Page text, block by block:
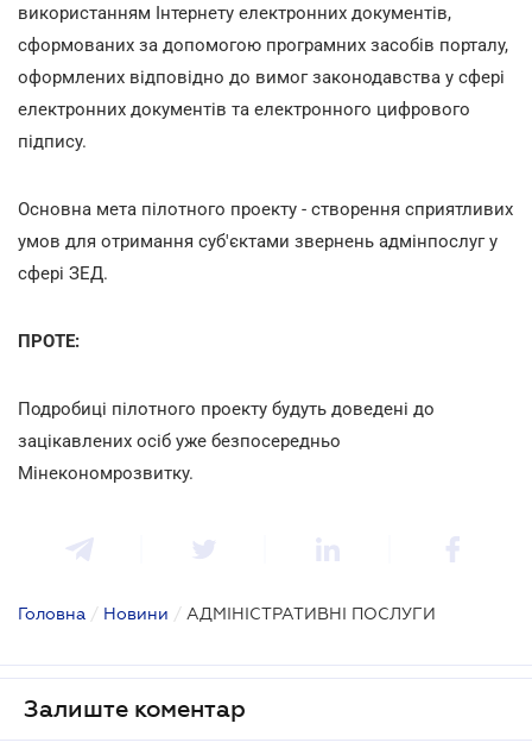
використанням Інтернету електронних документів,
сформованих за допомогою програмних засобів порталу,
оформлених відповідно до вимог законодавства у сфері
електронних документів та електронного цифрового
підпису.
Основна мета пілотного проекту - створення сприятливих
умов для отримання суб'єктами звернень адмінпослуг у
сфері ЗЕД.
ПРОТЕ:
Подробиці пілотного проекту будуть доведені до
зацікавлених осіб уже безпосередньо
Мінекономрозвитку.
Головна / Новини / АДМІНІСТРАТИВНІ ПОСЛУГИ
Залиште коментар